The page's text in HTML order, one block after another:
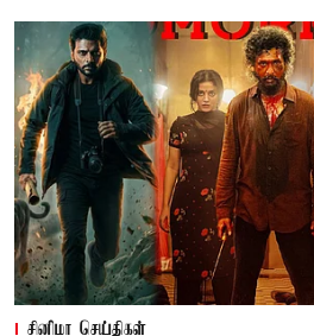
சினிமா செய்திகள்